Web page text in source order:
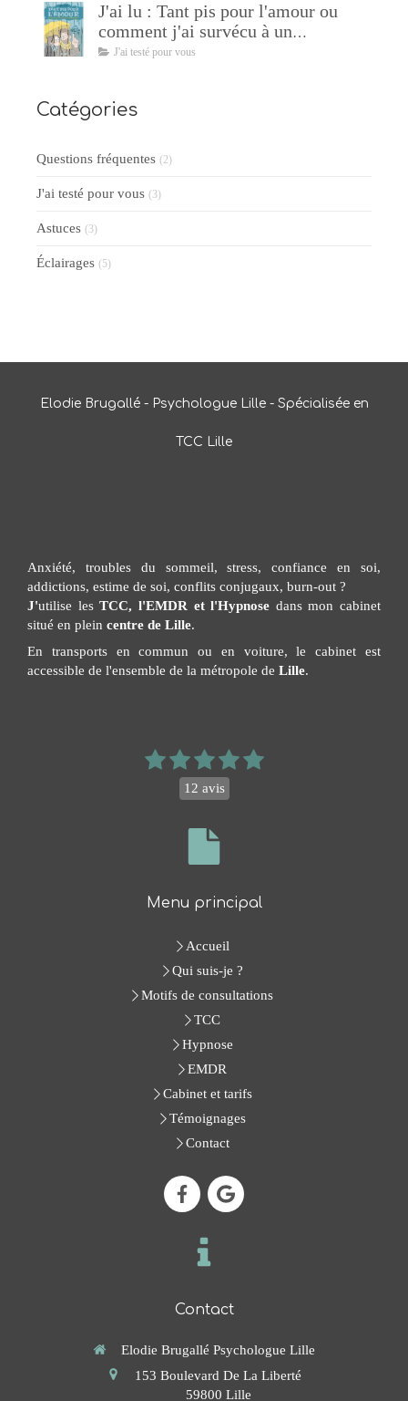
J'ai lu : Tant pis pour l'amour ou
comment j'ai survécu à un
manipulateur de Sophie Lambda
J'ai testé pour vous
Catégories
Questions fréquentes (2)
J'ai testé pour vous (3)
Astuces (3)
Éclairages (5)
Elodie Brugallé - Psychologue Lille - Spécialisée en
TCC Lille
Anxiété, troubles du sommeil, stress, confiance en soi,
addictions, estime de soi, conflits conjugaux, burn-out ?
J'utilise lesTCC, l'EMDR et l'Hypnose dans mon cabinet
situé en plein centre de Lille.
En transports en commun ou en voiture, le cabinet est
accessible de l'ensemble de la métropole de Lille.
12 avis
Menu principal
Accueil
Qui suis-je ?
Motifs de consultations
TCC
Hypnose
EMDR
Cabinet et tarifs
Témoignages
Contact
Contact
Elodie Brugallé Psychologue Lille
153 Boulevard De La Liberté
59800 Lille